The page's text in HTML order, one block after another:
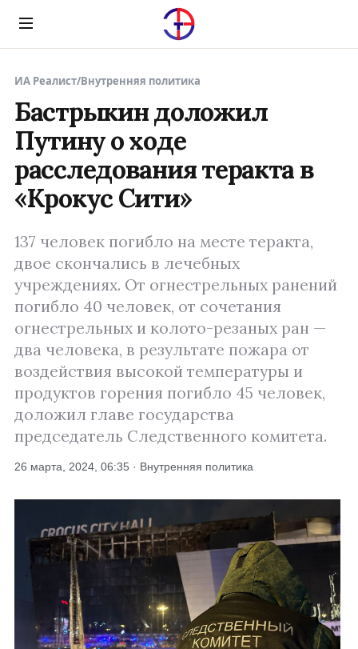
Menu
ИА Реалист/Внутренняя политика
Бастрыкин доложил
Путину о ходе
расследования теракта в
«Крокус Сити»
137 человек погибло на месте теракта,
двое скончались в лечебных
учреждениях. От огнестрельных ранений
погибло 40 человек, от сочетания
огнестрельных и колото-резаных ран —
два человека, в результате пожара от
воздействия высокой температуры и
продуктов горения погибло 45 человек,
доложил главе государства
председатель Следственного комитета.
26 марта, 2024, 06:35 · Внутренняя политика